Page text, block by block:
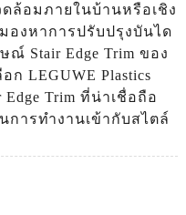
ล้อมภายในบ้านหรือเชิง
งหาการปรับปรุงบันได
Stair Edge Trim ของ
LEGUWE Plastics
Edge Trim ที่น่าเชื่อถือ
ารทำงานเข้ากับสไตล์